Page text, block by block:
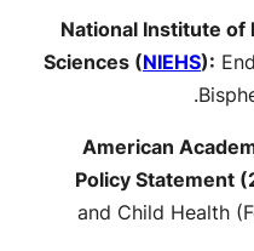
National Institute of
Sciences (NIEHS):
American
Policy Statement
and Child Health